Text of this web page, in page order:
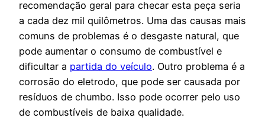
recomendação geral para checar esta peça seria
a cada dez mil quilômetros. Uma das causas mais
comuns de problemas é o desgaste natural, que
pode aumentar o consumo de combustível e
dificultar a partida do veículo. Outro problema é a
corrosão do eletrodo, que pode ser causada por
resíduos de chumbo. Isso pode ocorrer pelo uso
de combustíveis de baixa qualidade.